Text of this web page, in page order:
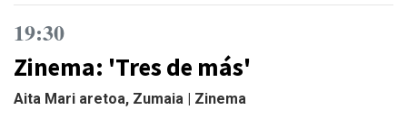
19:30
Zinema: 'Tres de más'
Aita Mari aretoa, Zumaia | Zinema